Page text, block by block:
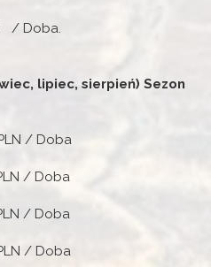
/ Doba.
lipiec, sierpień) Sezon
/ Doba
/ Doba
/ Doba
/ Doba